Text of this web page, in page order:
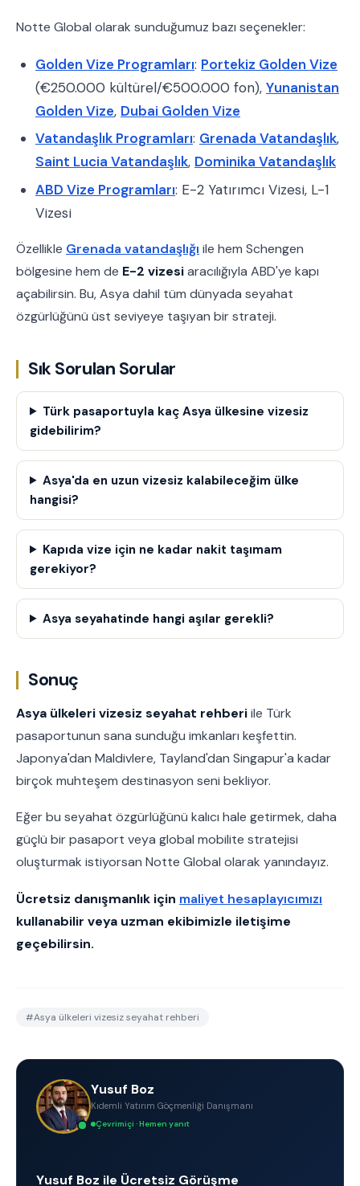
Notte Global olarak sunduğumuz bazı seçenekler:
Golden Vize Programları: Portekiz Golden Vize
(€250.000 kültürel/€500.000 fon), Yunanistan
Golden Vize, Dubai Golden Vize
Vatandaşlık Programları: Grenada Vatandaşlık,
Saint Lucia Vatandaşlık, Dominika Vatandaşlık
ABD Vize Programları: E-2 Yatırımcı Vizesi, L-1
Vizesi
Özellikle Grenada vatandaşlığı ile hem Schengen
bölgesine hem de E-2 vizesiaracılığıyla ABD'ye kapı
açabilirsin. Bu, Asya dahil tüm dünyada seyahat
özgürlüğünü üst seviyeye taşıyan bir strateji.
Sık Sorulan Sorular
Türk pasaportuyla kaç Asya ülkesine vizesiz
gidebilirim?
Asya'da en uzun vizesiz kalabileceğim ülke
hangisi?
Kapıda vize için ne kadar nakit taşımam
gerekiyor?
Asya seyahatinde hangi aşılar gerekli?
Sonuç
Asya ülkeleri vizesiz seyahat rehberiile Türk
pasaportunun sana sunduğu imkanları keşfettin.
Japonya'dan Maldivlere, Tayland'dan Singapur'a kadar
birçok muhteşem destinasyon seni bekliyor.
Eğer bu seyahat özgürlüğünü kalıcı hale getirmek, daha
güçlü bir pasaport veya global mobilite stratejisi
oluşturmak istiyorsan Notte Global olarak yanındayız.
Ücretsiz danışmanlık için maliyet hesaplayıcımızı
kullanabilir veya uzman ekibimizle iletişime
geçebilirsin.
#Asya ülkeleri vizesiz seyahat rehberi
Yusuf Boz
Kıdemli Yatırım Göçmenliği Danışmanı
Çevrimiçi · Hemen yanıt
Yusuf Boz ile Ücretsiz Görüşme